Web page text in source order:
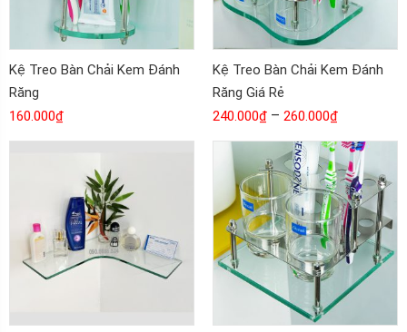
Kệ Treo Bàn Chải Kem Đánh
Răng
160.000₫
Kệ Treo Bàn Chải Kem Đánh
Răng Giá Rẻ
240.000₫ – 260.000₫